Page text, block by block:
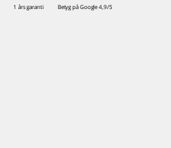
1 års garanti Betyg på Google 4,9/5